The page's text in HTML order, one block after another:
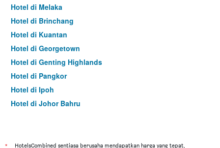
Hotel di Melaka
Hotel di Brinchang
Hotel di Kuantan
Hotel di Georgetown
Hotel di Genting Highlands
Hotel di Pangkor
Hotel di Ipoh
Hotel di Johor Bahru
Hotel di Kuching
HotelsCombined sentiasa berusaha mendapatkan harga yang tepat,